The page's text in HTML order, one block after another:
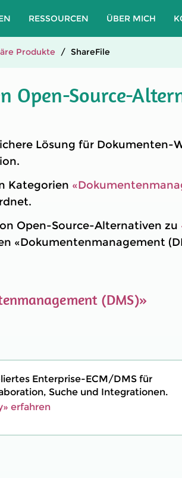
RESSOURCEN ÜBER MICH
Produkte ShareFile
Open-Source-
Lösung für Dokumenten-
Kategorien
Open-Source-Alternativen zu
«Dokumentenmanagement
(DMS)»
Enterprise-ECM/DMS für
Suche und Integrationen.
erfahren